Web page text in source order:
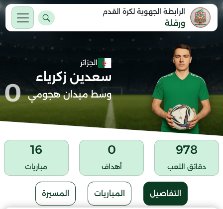
الرابطة الجهوية لكرة القدم
ورقلة
الجزائر
سعدين زكرياء
وسط ميدان هجومي 0
978
دقائق اللعب
0
أهداف
16
مباريات
التفاصيل المباريات المسيرة